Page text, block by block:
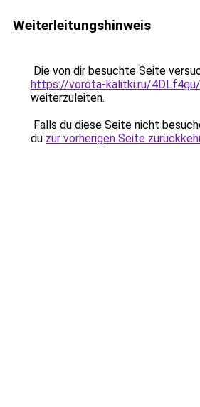
Weiterleitungshinweis
Die von dir besuchte Seite
https://vorota-kalitki.ru/
weiterzuleiten.
Falls du diese Seite nicht
du zur vorherigen Seite